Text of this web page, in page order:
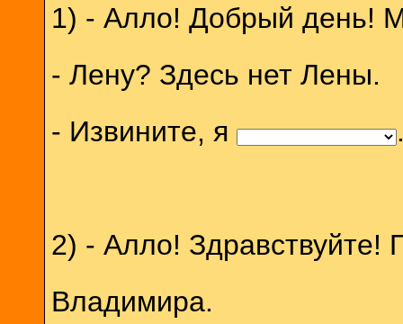
1) - Алло! Добрый день!
- Лену? Здесь нет Лены.
- Извините, я
2) - Алло! Здравствуйте!
Владимира.